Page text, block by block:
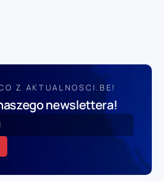
Z AKTUALNOSCI.BE!
newslettera!